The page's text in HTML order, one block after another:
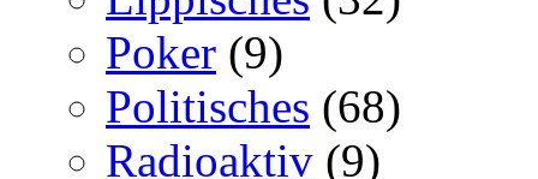
Poker (9)
Politisches (68)
Radioaktiv (9)